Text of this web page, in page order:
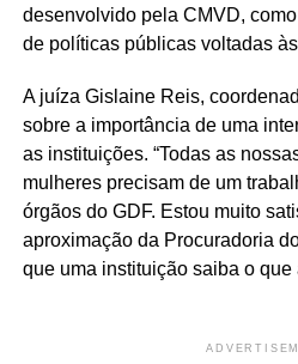
desenvolvido pela CMVD,
de políticas públicas voltadas
A juíza Gislaine Reis,
sobre a importância de uma
as instituições. “Todas as
mulheres precisam de um
órgãos do GDF. Estou muito
aproximação da Procuradoria
que uma instituição saiba o que